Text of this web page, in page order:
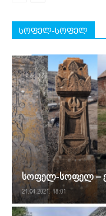
სოფელ-სოფელ
სოფელ-სოფელ –
21.04.2021. 18:01